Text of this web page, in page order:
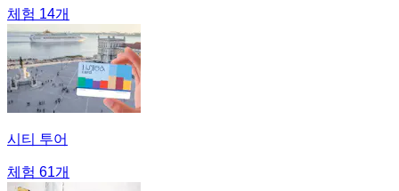
체험 14개
시티 투어
체험 61개